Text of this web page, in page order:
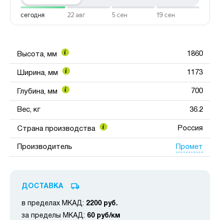
Высота, мм 1860
Ширина, мм 1173
Глубина, мм 700
Вес, кг 36.2
Страна производства Россия
Производитель Промет
ДОСТАВКА
в пределах МКАД: 2200 руб.
за пределы МКАД: 60 руб/км